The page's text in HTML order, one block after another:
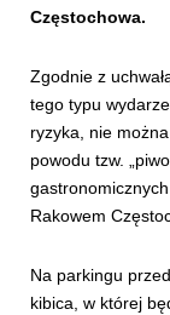
Częstochowa.
Zgodnie z
tego typu
ryzyka, nie
powodu tzw.
Rakowem
Na parkingu
kibica, w której